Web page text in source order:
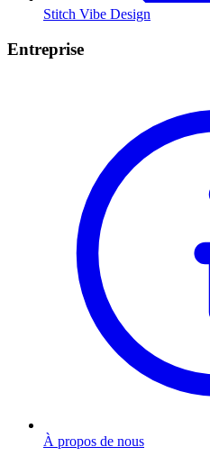
Stitch Vibe Design
Entreprise
À propos de nous